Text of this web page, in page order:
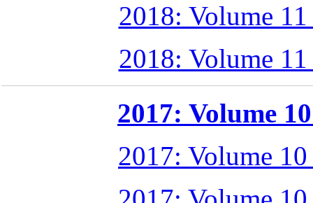
2018: Volume
2018: Volume
2017: Volume
2017: Volume